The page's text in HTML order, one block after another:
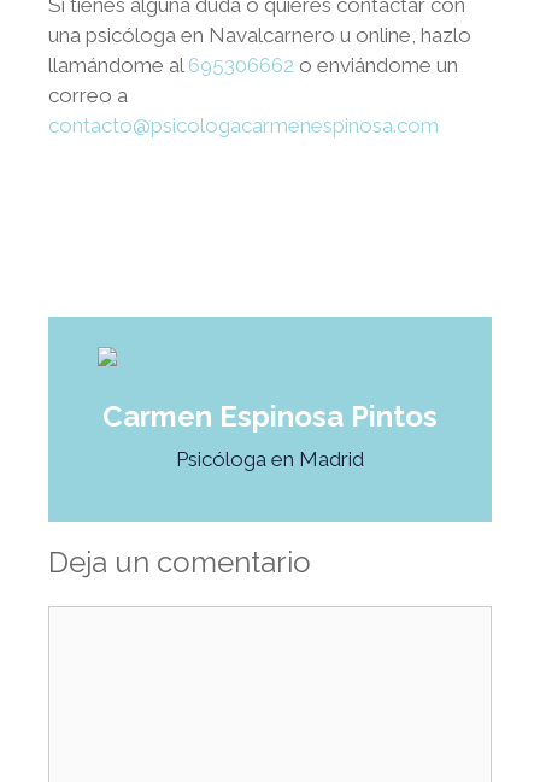
una psicóloga en Navalcarnero u online, hazlo
llamándome al 695306662 o enviándome un
correo a
contacto@psicologacarmenespinosa.com
Carmen Espinosa Pintos
Psicóloga en Madrid
Deja un comentario